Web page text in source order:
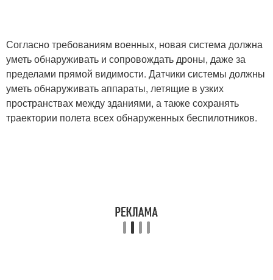
Согласно требованиям военных, новая система должна
уметь обнаруживать и сопровождать дроны, даже за
пределами прямой видимости. Датчики системы должны
уметь обнаруживать аппараты, летящие в узких
пространствах между зданиями, а также сохранять
траектории полета всех обнаруженных беспилотников.